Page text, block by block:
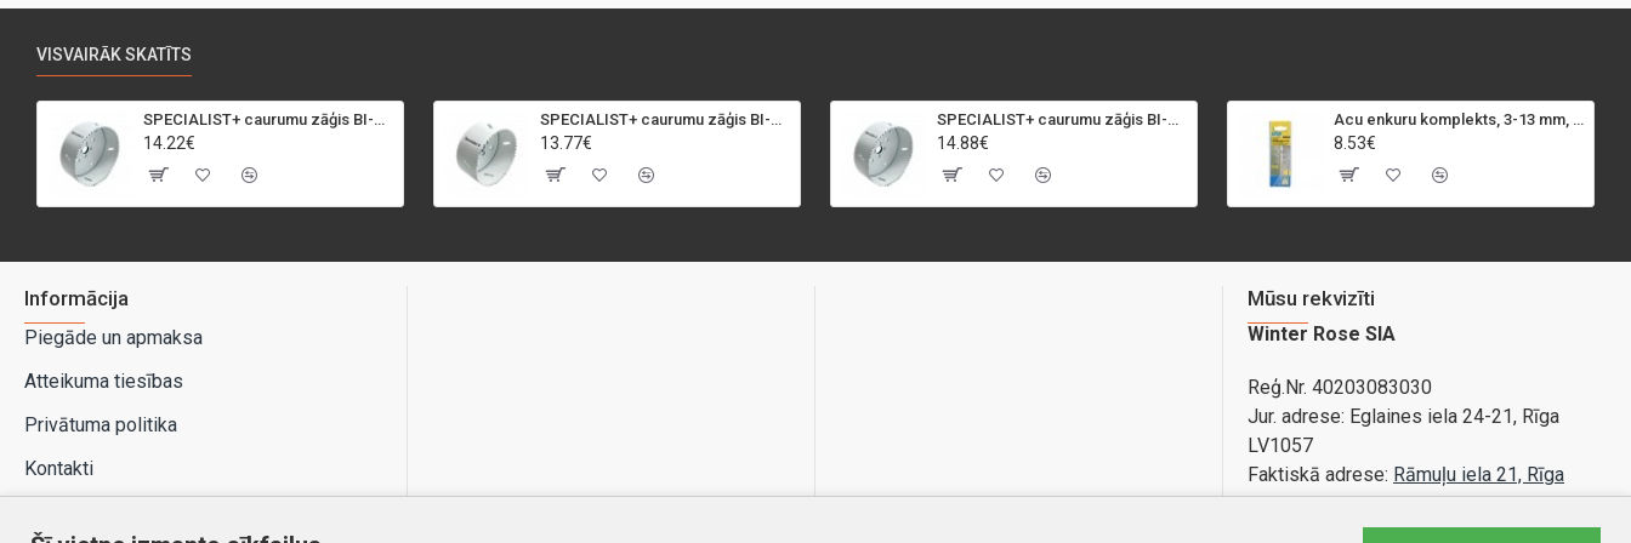
VISVAIRĀK SKATĪTS
SPECIALIST+ caurumu zāģis BI-METAL, 95 mm
14.22€
SPECIALIST+ caurumu zāģis BI-METAL, 92 mm
13.77€
SPECIALIST+ caurumu zāģis BI-METAL, 98 mm
14.88€
Acu enkuru komplekts, 3-13 mm, Rapid, 12 gab.
8.53€
Informācija
Piegāde un apmaksa
Atteikuma tiesības
Privātuma politika
Kontakti
Mūsu rekvizīti
Winter Rose SIA
Reģ.Nr. 40203083030
Jur. adrese: Eglaines iela 24-21, Rīga
LV1057
Faktiskā adrese: Rāmuļu iela 21, Rīga
Bankas konts: LV89PARX0020365840001